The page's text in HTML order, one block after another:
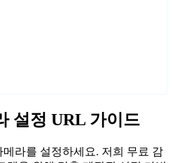
설정 URL 가이드
메라를 설정하세요. 저희 무료 감